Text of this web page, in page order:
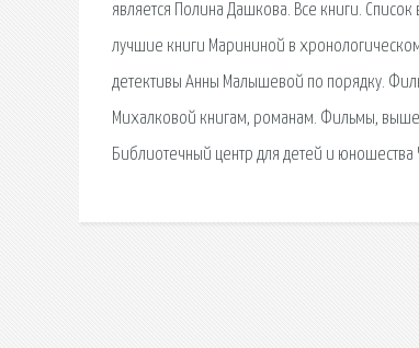
является Полина Дашкова. Все книги.
лучшие книги Марининой в
детективы Анны Малышевой по порядку.
Михалковой книгам, романам. Фильмы,
Библиотечный центр для детей и